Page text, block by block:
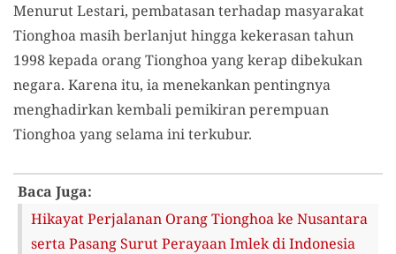
Menurut Lestari, pembatasan terhadap masyarakat
Tionghoa masih berlanjut hingga kekerasan tahun
1998 kepada orang Tionghoa yang kerap dibekukan
negara. Karena itu, ia menekankan pentingnya
menghadirkan kembali pemikiran perempuan
Tionghoa yang selama ini terkubur.
Baca Juga:
Hikayat Perjalanan Orang Tionghoa ke Nusantara
serta Pasang Surut Perayaan Imlek di Indonesia